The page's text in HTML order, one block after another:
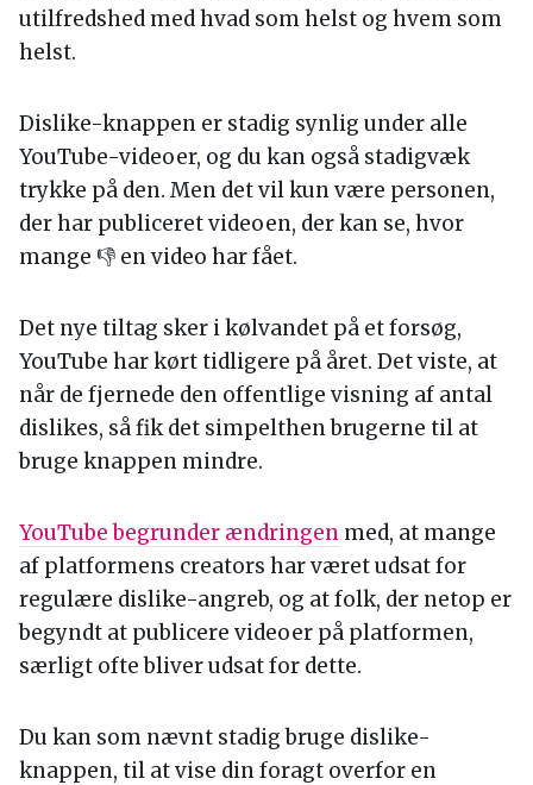
utilfredshed med hvad som helst og hvem som
helst.
Dislike-knappen er stadig synlig under alle
YouTube-videoer, og du kan også stadigvæk
trykke på den. Men det vil kun være personen,
der har publiceret videoen, der kan se, hvor
mange 👎 en video har fået.
Det nye tiltag sker i kølvandet på et forsøg,
YouTube har kørt tidligere på året. Det viste, at
når de fjernede den offentlige visning af antal
dislikes, så fik det simpelthen brugerne til at
bruge knappen mindre.
YouTube begrunder ændringen med, at mange
af platformens creators har været udsat for
regulære dislike-angreb, og at folk, der netop er
begyndt at publicere videoer på platformen,
særligt ofte bliver udsat for dette.
Du kan som nævnt stadig bruge dislike-
knappen, til at vise din foragt overfor en